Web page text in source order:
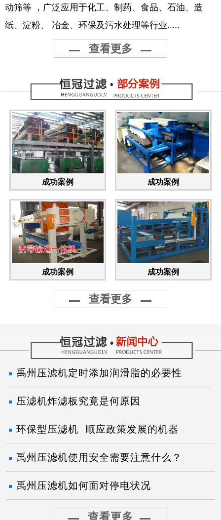
动筛等 ，广泛应用于化工、制药、食品、石油、造
纸、淀粉、 冶金、环保及污水处理等行业.....
查看更多
成功案例 成功案例
成功案例 成功案例
查看更多
禹州压滤机定时添加润滑脂的必要性
压滤机炸滤板究竟是何原因
环保型压滤机 顺应政策发展的机器
禹州压滤机使用安全需要注意什么？
禹州压滤机如何面对停电状况
查看更多